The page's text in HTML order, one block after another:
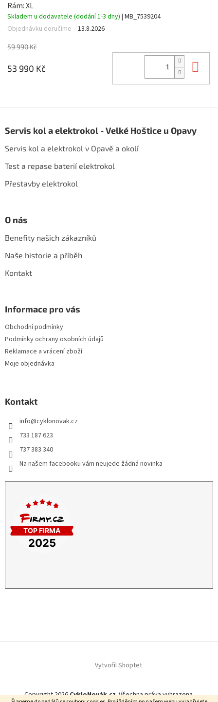
Rám: XL
Skladem u dodavatele (dodání 1-3 dny) | MB_7539204
Objednávku doručíme
13.8.2026
59 990 Kč
53 990 Kč
pServis kol a elektrokol - Velké Hoštice u Opavy
Servis kol a elektrokol v Opavě a okolí
Test a repase baterií elektrokol
Přestavby elektrokol
O nás
Benefity našich zákazníků
Naše historie a příběh
Kontakt
Informace pro vás
Obchodní podmínky
Podmínky ochrany osobních údajů
Reklamace a vrácení zboží
Moje objednávka
Kontakt
info@cyklonovak.cz
733 187 623
737 383 340
Na našem facebooku vám neujede žádná novinka
Vytvořil Shoptet
Copyright 2026CykloNovák.cz. Všechna práva vyhrazena.